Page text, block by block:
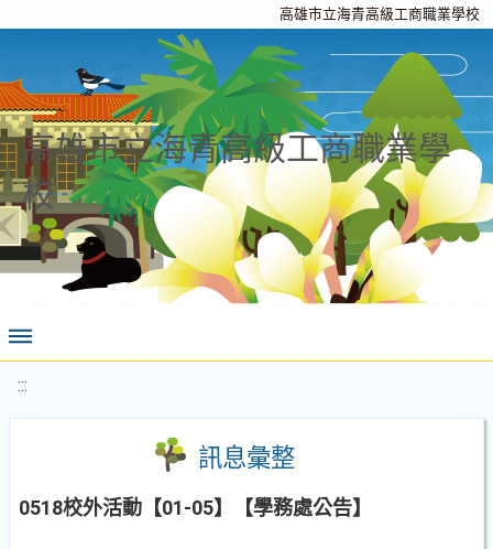
高雄市立海青高級工商職業學校
高雄市立海青高級工商職業學
校
:::
訊息彙整
0518校外活動【01-05】【學務處公告】